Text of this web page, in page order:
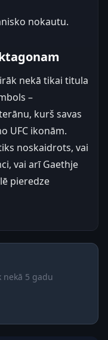
nokautu.
nekā tikai titula
–
kurš savas
UFC ikonām.
noskaidrots, vai
vai arī Gaethje
pieredze
5 gadu